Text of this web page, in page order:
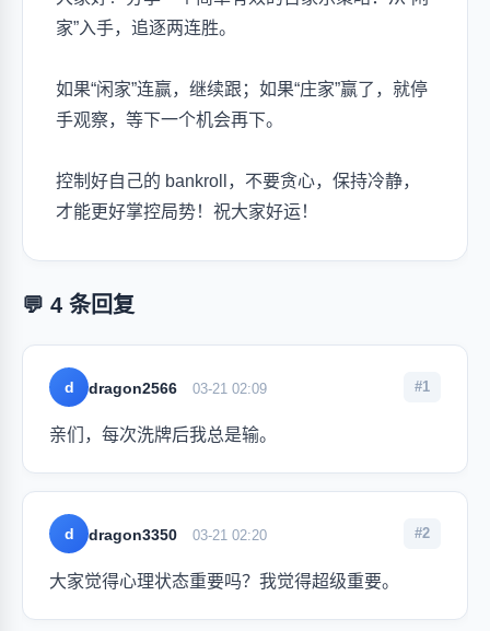
家”入手，追逐两连胜。
如果“闲家”连赢，继续跟；如果“庄家”赢了，就停
手观察，等下一个机会再下。
控制好自己的 bankroll，不要贪心，保持冷静，
才能更好掌控局势！祝大家好运！
💬 4 条回复
d dragon2566 03-21 02:09 #1
亲们，每次洗牌后我总是输。
d dragon3350 03-21 02:20 #2
大家觉得心理状态重要吗？我觉得超级重要。